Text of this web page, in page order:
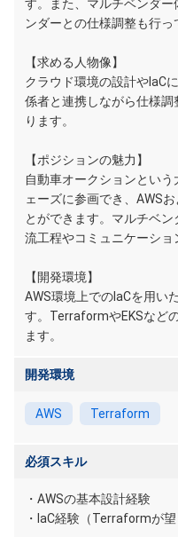
す。また、マルチベンダ
ンダーとの仕様調整も行っ
【求める人物像】
クラウド環境の設計やIaC
係者と連携しながら仕様
ります。
【ポジションの魅力】
自動車オークションとい
ェーズに参画でき、AWS
とができます。マルチベ
流工程やコミュニケーショ
【開発環境】
AWS環境上でのIaCを用い
す。TerraformやEKSなど
ます。
開発環境
AWS Terraform
必須スキル
・AWSの基本設計経験
・IaC経験（Terraformが望